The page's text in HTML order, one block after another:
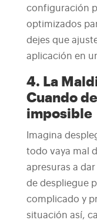
configuración
optimizados
dejes que
aplicación en
4. La
Cuando
imposible
Imagina
todo vaya mal
apresuras a
de despliegue
complicado y
situación así,